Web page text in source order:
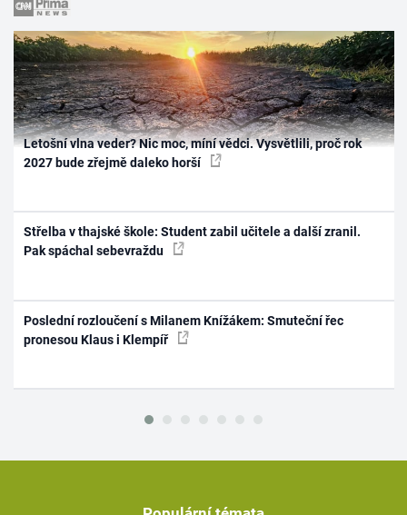
Letošní vlna veder? Nic moc, míní vědci. Vysvětlili, proč rok
2027 bude zřejmě daleko horší
Střelba v thajské škole: Student zabil učitele a další zranil.
Pak spáchal sebevraždu
Poslední rozloučení s Milanem Knížákem: Smuteční řec
pronesou Klaus i Klempíř